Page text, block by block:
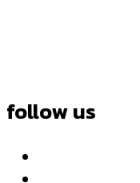
follow us